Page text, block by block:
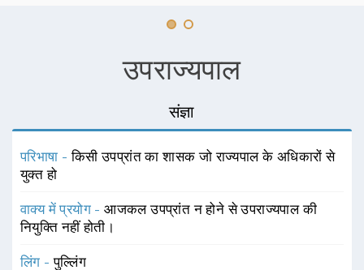
उपराज्यपाल
संज्ञा
परिभाषा -किसी उपप्रांत का शासक जो राज्यपाल के अधिकारों से
युक्त हो
वाक्य में प्रयोग -आजकल उपप्रांत न होने से उपराज्यपाल की
नियुक्ति नहीं होती।
लिंग -पुल्लिंग